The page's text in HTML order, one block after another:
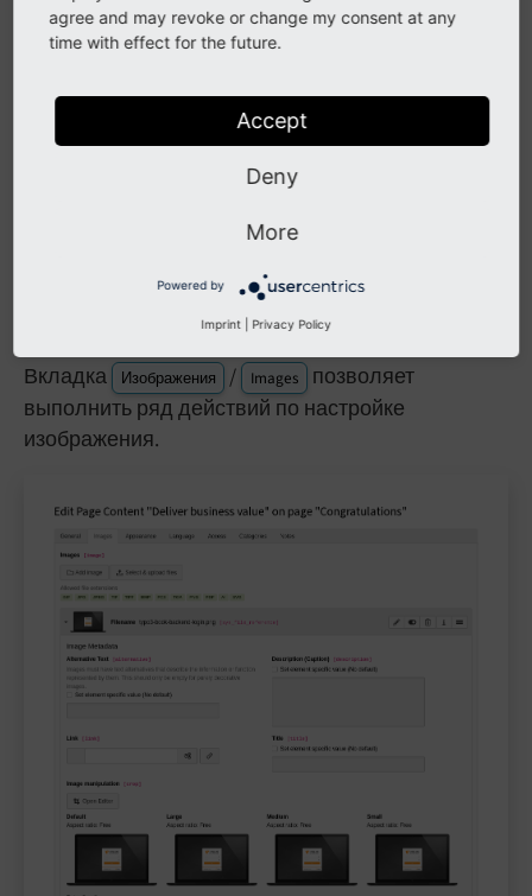
Отображать миниатюры
Display thumbnails , чтобы отобразить
изображения в папке.
Щелкните по названию изображения для его
выделения. Также можно выбрать несколько
Настройка изображения
Вкладка Изображения / Images
позволяет
выполнить ряд действий по настройке
изображения.
agree and may revoke or change my consent at any
time with effect for the future.
Accept
Deny
More
Powered by
Imprint Privacy Policy